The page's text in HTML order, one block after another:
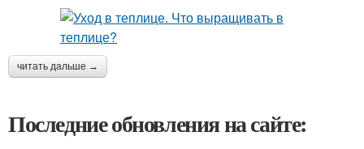
читать дальше →
Последние обновления на сайте: